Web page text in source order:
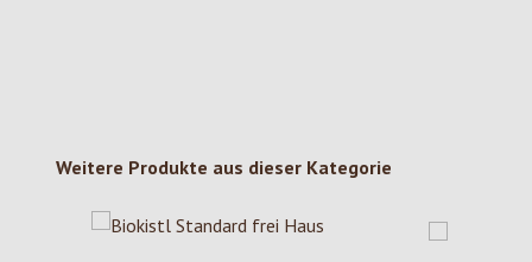
Produktgalerie überspringen
Weitere Produkte aus dieser Kategorie